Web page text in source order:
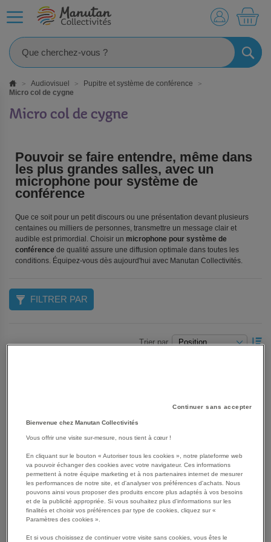
Audiovisuel
Pupitre et système de conférence
Micro col de cygne
Micro col de cygne
Pouvoir se faire entendre, même dans
les plus grandes salles, avec un
microphone pour système de
conférence
Que ce soit pour un petit discours ou une présentation devant plusieurs
centaines ou milliers de personnes, transmettre un message clair et
audible est primordial. Choisir un microphone pour système de
conférence de qualité assure une diffusion optimale dans toutes les
conditions. Équipez-vous dès aujourd'hui avec Manutan Collectivités.
Trier par
FILTRER PAR
Continuer sans accepter
Bienvenue chez Manutan Collectivités
Vous offrir une visite sur-mesure, nous tient à cœur !
En cliquant sur le bouton « Autoriser tous les cookies », notre plateforme web
va pouvoir échanger des cookies avec votre navigateur. Ces informations
permettent à notre équipe marketing et à nos partenaires internet de mesurer
les performances de notre site, et d'analyser vos préférences d'achats. Nous
pouvons ainsi vous proposer des produits encore plus adaptés à vos besoins
et de la publicité appropriée. Si vous souhaitez plus d'informations sur les
finalités et choisir vos préférences par type de cookies, cliquez sur «
Paramètres des cookies ».
Et si vous choisissez de continuer votre visite sans cookies, vous êtes le